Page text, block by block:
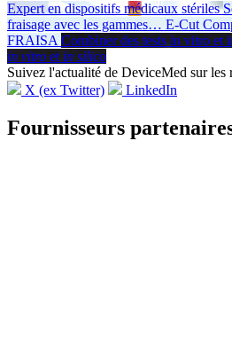
Expert en dispositifs médicaux stériles
fraisage avec les gammes… E-Cut
FRAISA Combiner des tests in vitro et
in vitro et in silico
Suivez l'actualité de DeviceMed sur les
X (ex Twitter)
LinkedIn
Fournisseurs